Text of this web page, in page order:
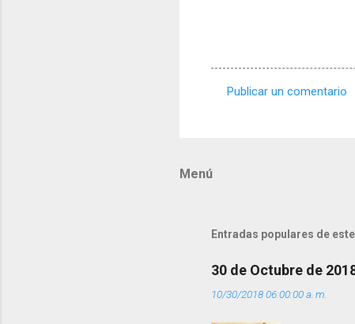
a
Publicar un comentario
Menú
Entradas populares de
30 de Octubre de
10/30/2018 06:00:00 a. m.